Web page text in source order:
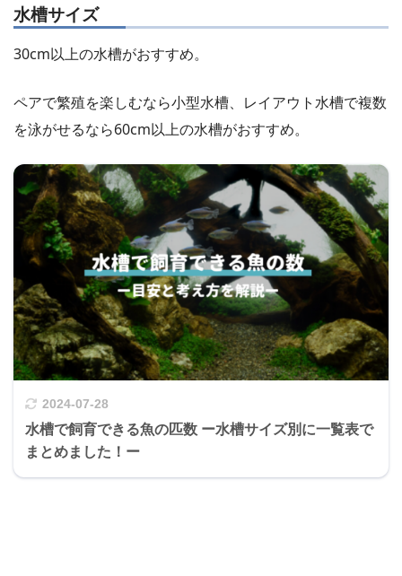
水槽サイズ
30cm以上の水槽がおすすめ。
ペアで繁殖を楽しむなら小型水槽、レイアウト水槽で複数
を泳がせるなら60cm以上の水槽がおすすめ。
2024-07-28
水槽で飼育できる魚の匹数 ー水槽サイズ別に一覧表で
まとめました！ー